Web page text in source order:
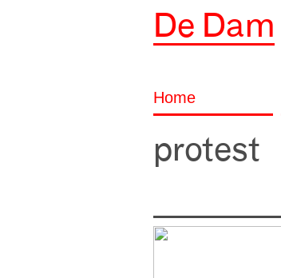
De Dam
Home
protest